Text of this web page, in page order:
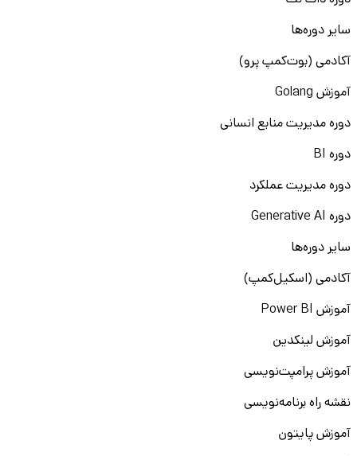
سایر دوره‌ها
آکادمی (بوت‌کمپ پرو)
آموزش Golang
دوره مدیریت منابع انسانی
دوره BI
دوره مدیریت عملکرد
دوره Generative AI
سایر دوره‌ها
آکادمی (اسکیل‌کمپ)
آموزش Power BI
آموزش لینکدین
آموزش پرامپت‌نویسی
نقشه راه برنامه‌نویسی
آموزش پایتون